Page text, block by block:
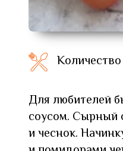
Для любителей
соусом. Сырный
и чеснок.